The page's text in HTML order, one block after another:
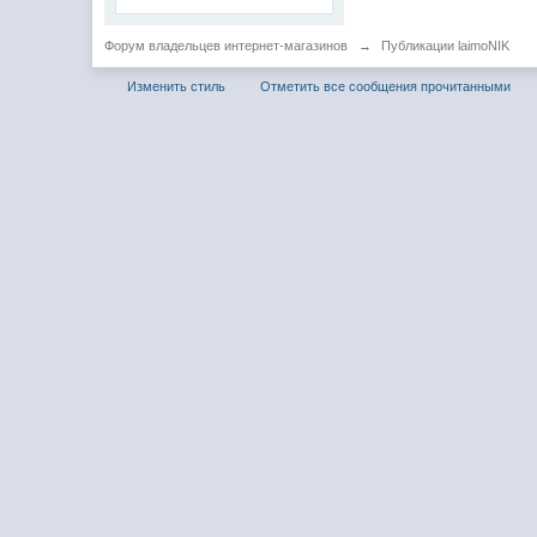
Форум владельцев интернет-магазинов → Публикации laimoNIK
Изменить стиль Отметить все сообщения прочитанными